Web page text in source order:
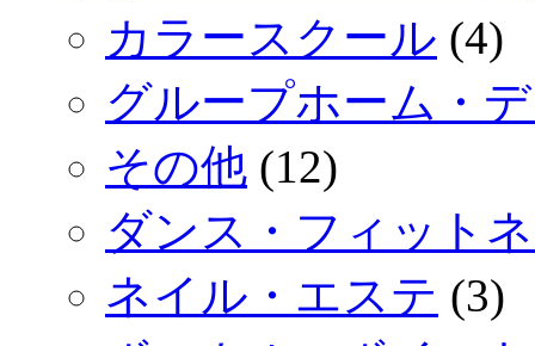
カラースクール (4)
グループホーム・
その他 (12)
ダンス・フィット
ネイル・エステ (3)